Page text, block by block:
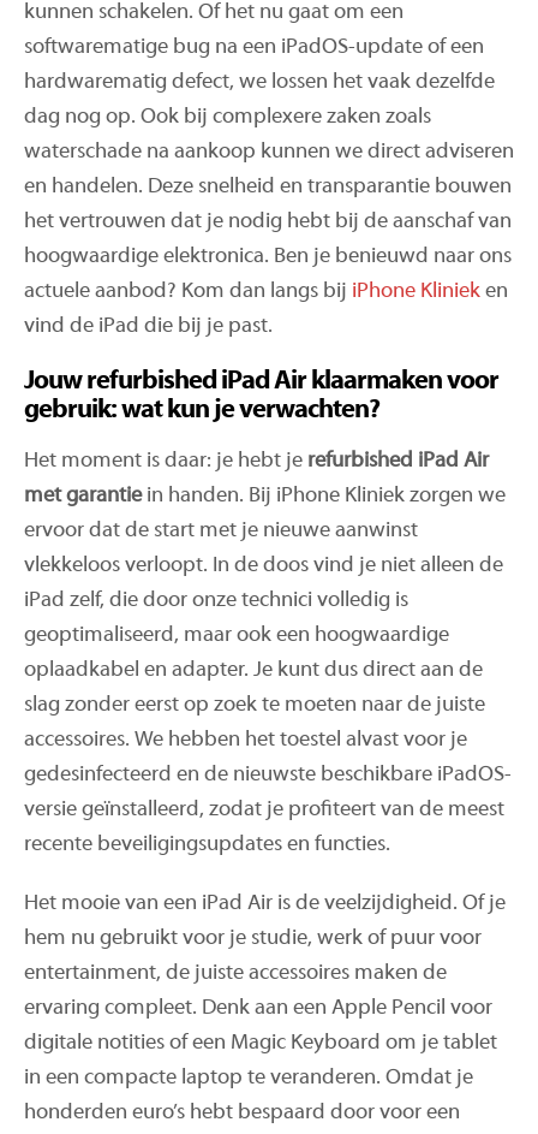
kunnen schakelen. Of het nu gaat om een
softwarematige bug na een iPadOS-update of een
hardwarematig defect, we lossen het vaak dezelfde
dag nog op. Ook bij complexere zaken zoals
waterschade na aankoop kunnen we direct adviseren
en handelen. Deze snelheid en transparantie bouwen
het vertrouwen dat je nodig hebt bij de aanschaf van
hoogwaardige elektronica. Ben je benieuwd naar ons
actuele aanbod? Kom dan langs bij iPhone Kliniek en
vind de iPad die bij je past.
Jouw refurbished iPad Air klaarmaken voor
gebruik: wat kun je verwachten?
Het moment is daar: je hebt je refurbished iPad Air
met garantiein handen. Bij iPhone Kliniek zorgen we
ervoor dat de start met je nieuwe aanwinst
vlekkeloos verloopt. In de doos vind je niet alleen de
iPad zelf, die door onze technici volledig is
geoptimaliseerd, maar ook een hoogwaardige
oplaadkabel en adapter. Je kunt dus direct aan de
slag zonder eerst op zoek te moeten naar de juiste
accessoires. We hebben het toestel alvast voor je
gedesinfecteerd en de nieuwste beschikbare iPadOS-
versie geïnstalleerd, zodat je profiteert van de meest
recente beveiligingsupdates en functies.
Het mooie van een iPad Air is de veelzijdigheid. Of je
hem nu gebruikt voor je studie, werk of puur voor
entertainment, de juiste accessoires maken de
ervaring compleet. Denk aan een Apple Pencil voor
digitale notities of een Magic Keyboard om je tablet
in een compacte laptop te veranderen. Omdat je
honderden euro’s hebt bespaard door voor een